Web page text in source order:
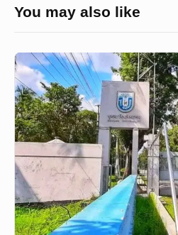
You may also like
খুবি
ছাত্রীর
গোপন
ভিডিও
ধারণের
অভিযোগে
এক
ছাত্রকে
গণপিটুনি